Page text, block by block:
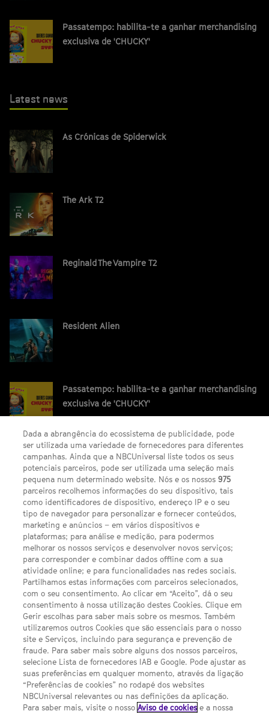
Passatempo: habilita-te a ganhar merchandising
exclusiva de 'CHUCKY'
Latest news
As Crónicas de Spiderwick
The Ark T2
Reginald The Vampire T2
Resident Alien
Passatempo: habilita-te a ganhar merchandising
exclusiva de 'CHUCKY'
SEGUE-NOS
FACEBOOK
TWITTER
YOUTUBEINSTAGRAM
LINKS ÚTEIS
Escolhas de Anúncios
Política de privacidade
Termos E Condições
FILMES
UMA DIVISÃO DA NBCUNIVERSAL
Dada a abrangência do ecossistema de publicidade, pode
ser utilizada uma variedade de fornecedores para diferentes
campanhas. Ainda que a NBCUniversal liste todos os seus
potenciais parceiros, pode ser utilizada uma seleção mais
pequena num determinado website. Nós e os nossos975
parceiros recolhemos informações do seu dispositivo, tais
como identificadores de dispositivo, endereço IP e o seu
tipo de navegador para personalizar e fornecer conteúdos,
marketing e anúncios – em vários dispositivos e
plataformas; para análise e medição, para podermos
melhorar os nossos serviços e desenvolver novos serviços;
para corresponder e combinar dados offline com a sua
atividade online; e para funcionalidades nas redes sociais.
Partilhamos estas informações com parceiros selecionados,
com o seu consentimento. Ao clicar em “Aceito”, dá o seu
consentimento à nossa utilização destes Cookies. Clique em
Gerir escolhas para saber mais sobre os mesmos. Também
utilizaremos outros Cookies que são essenciais para o nosso
site e Serviços, incluindo para segurança e prevenção de
fraude. Para saber mais sobre alguns dos nossos parceiros,
selecione Lista de fornecedores IAB e Google. Pode ajustar as
suas preferências em qualquer momento, através da ligação
“Preferências de cookies” no rodapé dos websites
NBCUniversal relevantes ou nas definições da aplicação.
Para saber mais, visite o nossoAviso de cookies e a nossa